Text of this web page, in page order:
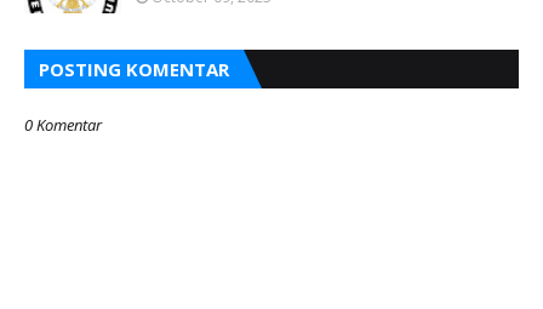
POSTING KOMENTAR
0 Komentar